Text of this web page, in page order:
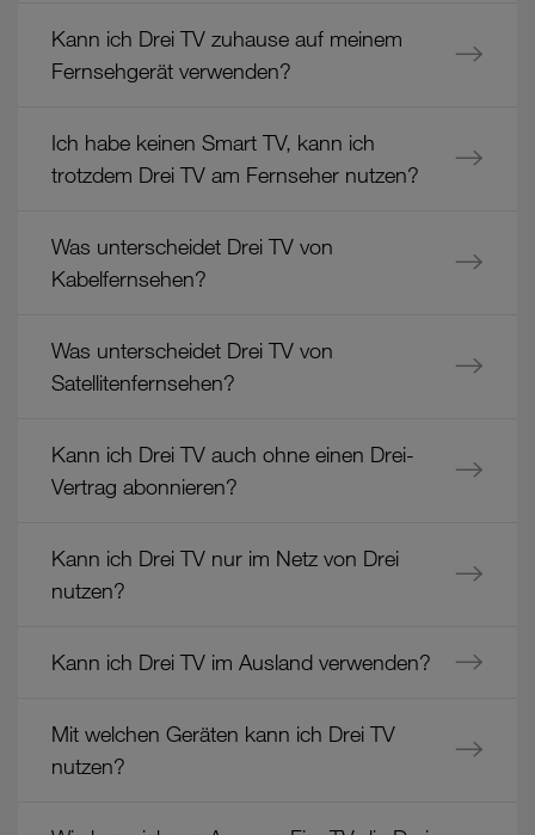
Kann ich Drei TV zuhause auf meinem
Fernsehgerät verwenden?
Ich habe keinen Smart TV, kann ich
trotzdem Drei TV am Fernseher nutzen?
Was unterscheidet Drei TV von
Kabelfernsehen?
Was unterscheidet Drei TV von
Satellitenfernsehen?
Kann ich Drei TV auch ohne einen Drei-
Vertrag abonnieren?
Kann ich Drei TV nur im Netz von Drei
nutzen?
Kann ich Drei TV im Ausland verwenden?
Mit welchen Geräten kann ich Drei TV
nutzen?